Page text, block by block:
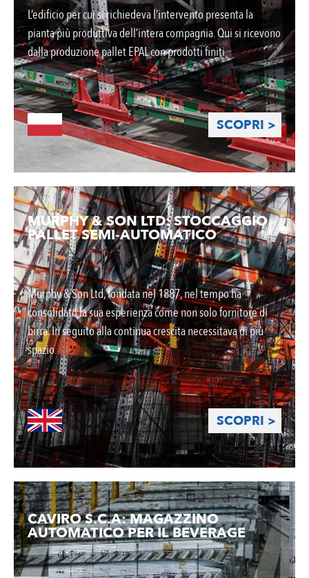
L’edificio per cui si richiedeva l’intervento presenta la
pianta più produttiva dell’intera compagnia. Qui si ricevono
dalla produzione pallet EPAL con prodotti finiti.
SCOPRI >
MURPHY & SON LTD: STOCCAGGIO
PALLET SEMI-AUTOMATICO
Murphy & Son Ltd, fondata nel 1887, nel tempo ha
consolidato la sua esperienza come non solo fornitore di
birra. In seguito alla continua crescita necessitava di più
spazio.
SCOPRI >
CAVIRO S.C.A: MAGAZZINO
AUTOMATICO PER IL BEVERAGE